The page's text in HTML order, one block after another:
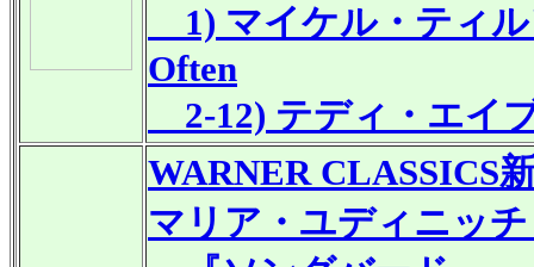
1) マイケル・ティル
Often
2-12) テディ・エイ
WARNER CLASSICS
マリア・ユディニッ